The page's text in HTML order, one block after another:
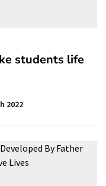
students life
2022